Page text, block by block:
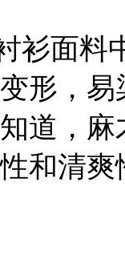
衫面料
形，
道，
和清